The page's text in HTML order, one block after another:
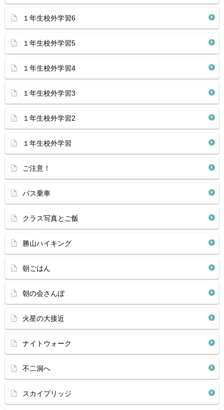
１年生校外学習6
１年生校外学習5
１年生校外学習4
１年生校外学習3
１年生校外学習2
１年生校外学習
ご注意！
バス乗車
クラス写真とご飯
勝山ハイキング
朝ごはん
朝の会さんぼ
火星の大接近
ナイトウォーク
不二洞へ
スカイプリッジ